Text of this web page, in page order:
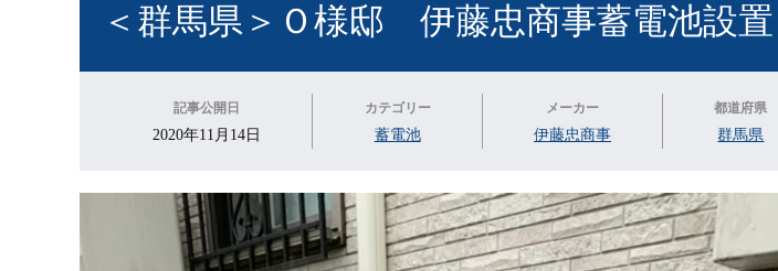
＜群馬県＞Ｏ様邸 伊藤忠商事蓄電池設置
記事公開日
2020年11月14日
カテゴリー
蓄電池
メーカー
伊藤忠商事
都道府県
群馬県